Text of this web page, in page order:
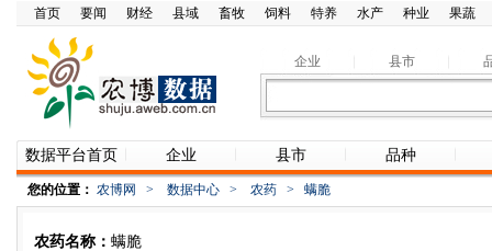
首页 要闻 财经 县域 畜牧 饲料 特养 水产 种业 果蔬
企业 县市
数据平台首页 企业 县市 品种
您的位置： 农博网 > 数据中心 > 农药 > 螨脆
农药名称： 螨脆